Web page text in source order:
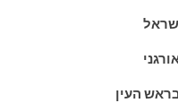
העין